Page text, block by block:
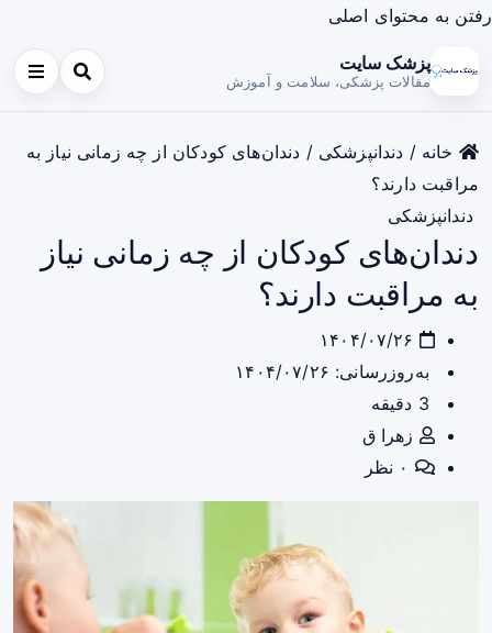
رفتن به محتوای اصلی
پزشک سایت
مقالات پزشکی، سلامت و آموزش
خانه / دندانپزشکی / دندان‌های کودکان از چه زمانی نیاز به
مراقبت دارند؟
دندانپزشکی
دندان‌های کودکان از چه زمانی نیاز
به مراقبت دارند؟
به‌روزرسانی: ۱۴۰۴/۰۷/۲۶
زهرا ق